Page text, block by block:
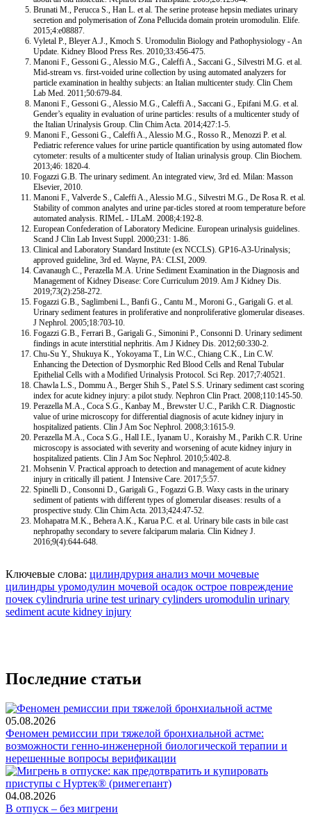
Brunati M., Perucca S., Han L. et al. The serine protease hepsin mediates urinary
secretion and polymerisation of Zona Pellucida domain protein uromodulin. Elife.
2015;4:e08887.
Vyletal P., Bleyer A.J., Kmoch S. Uromodulin Biology and Pathophysiology - An
Update. Kidney Blood Press Res. 2010;33:456-475.
Manoni F., Gessoni G., Alessio M.G., Caleffi A., Saccani G., Silvestri M.G. et al.
Mid-stream vs. first-voided urine collection by using automated analyzers for
particle examination in healthy subjects: an Italian multicenter study. Clin Chem
Lab Med. 2011;50:679-84.
Manoni F., Gessoni G., Alessio M.G., Caleffi A., Saccani G., Epifani M.G. et al.
Gender’s equality in evaluation of urine particles: results of a multicenter study of
the Italian Urinalysis Group. Clin Chim Acta. 2014;427:1-5.
Manoni F., Gessoni G., Caleffi A., Alessio M.G., Rosso R., Menozzi P. et al.
Pediatric reference values for urine particle quantification by using automated flow
cytometer: results of a multicenter study of Italian urinalysis group. Clin Biochem.
2013;46: 1820-4.
Fogazzi G.B. The urinary sediment. An integrated view, 3rd ed. Milan: Masson
Elsevier, 2010.
Manoni F., Valverde S., Caleffi A., Alessio M.G., Silvestri M.G., De Rosa R. et al.
Stability of common analytes and urine par-ticles stored at room temperature before
automated analysis. RIMeL - IJLaM. 2008;4:192-8.
European Confederation of Laboratory Medicine. European urinalysis guidelines.
Scand J Clin Lab Invest Suppl. 2000;231: 1-86.
Clinical and Laboratory Standard Institute (ex NCCLS). GP16-A3-Urinalysis;
approved guideline, 3rd ed. Wayne, PA: CLSI, 2009.
Cavanaugh C., Perazella M.A. Urine Sediment Examination in the Diagnosis and
Management of Kidney Disease: Core Curriculum 2019. Am J Kidney Dis.
2019;73(2):258-272.
Fogazzi G.B., Saglimbeni L., Banfi G., Cantu M., Moroni G., Garigali G. et al.
Urinary sediment features in proliferative and nonproliferative glomerular diseases.
J Nephrol. 2005;18:703-10.
Fogazzi G.B., Ferrari B., Garigali G., Simonini P., Consonni D. Urinary sediment
findings in acute interstitial nephritis. Am J Kidney Dis. 2012;60:330-2.
Chu-Su Y., Shukuya K., Yokoyama T., Lin W.C., Chiang C.K., Lin C.W.
Enhancing the Detection of Dysmorphic Red Blood Cells and Renal Tubular
Epithelial Cells with a Modified Urinalysis Protocol. Sci Rep. 2017;7:40521.
Chawla L.S., Dommu A., Berger Shih S., Patel S.S. Urinary sediment cast scoring
index for acute kidney injury: a pilot study. Nephron Clin Pract. 2008;110:145-50.
Perazella M.A., Coca S.G., Kanbay M., Brewster U.C., Parikh C.R. Diagnostic
value of urine microscopy for differential diagnosis of acute kidney injury in
hospitalized patients. Clin J Am Soc Nephrol. 2008;3:1615-9.
Perazella M.A., Coca S.G., Hall I.E., Iyanam U., Koraishy M., Parikh C.R. Urine
microscopy is associated with severity and worsening of acute kidney injury in
hospitalized patients. Clin J Am Soc Nephrol. 2010;5:402-8.
Mohsenin V. Practical approach to detection and management of acute kidney
injury in critically ill patient. J Intensive Care. 2017;5:57.
Spinelli D., Consonni D., Garigali G., Fogazzi G.B. Waxy casts in the urinary
sediment of patients with different types of glomerular diseases: results of a
prospective study. Clin Chim Acta. 2013;424:47-52.
Mohapatra M.K., Behera A.K., Karua P.C. et al. Urinary bile casts in bile cast
nephropathy secondary to severe falciparum malaria. Clin Kidney J.
2016;9(4):644-648.
Ключевые слова: цилиндрурия анализ мочи мочевые
цилиндры уромодулин мочевой осадок острое повреждение
почек cylindruria urine test urinary cylinders uromodulin urinary
sediment acute kidney injury
Последние статьи
05.08.2026
Феномен ремиссии при тяжелой бронхиальной астме:
возможности генно-инженерной биологической терапии и
нерешенные вопросы верификации
04.08.2026
В отпуск – без мигрени